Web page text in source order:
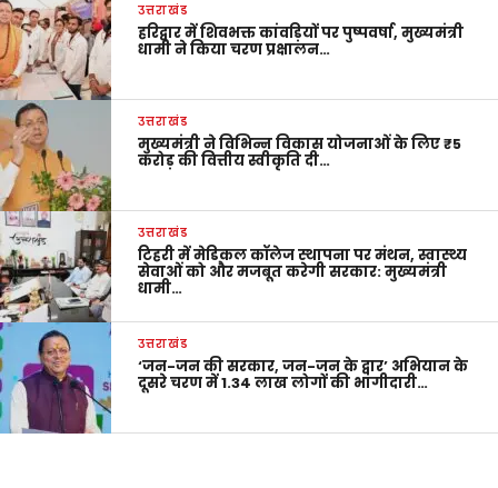
उत्तराखंड
हरिद्वार में शिवभक्त कांवड़ियों पर पुष्पवर्षा, मुख्यमंत्री
धामी ने किया चरण प्रक्षालन…
उत्तराखंड
मुख्यमंत्री ने विभिन्न विकास योजनाओं के लिए ₹5
करोड़ की वित्तीय स्वीकृति दी…
उत्तराखंड
टिहरी में मेडिकल कॉलेज स्थापना पर मंथन, स्वास्थ्य
सेवाओं को और मजबूत करेगी सरकार: मुख्यमंत्री
धामी…
उत्तराखंड
‘जन-जन की सरकार, जन-जन के द्वार’ अभियान के
दूसरे चरण में 1.34 लाख लोगों की भागीदारी…